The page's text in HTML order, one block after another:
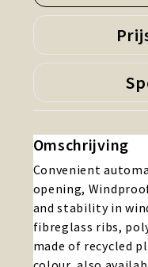
Omschrijving
Convenient
opening,
and stability in
fibreglass ribs,
made of recycled